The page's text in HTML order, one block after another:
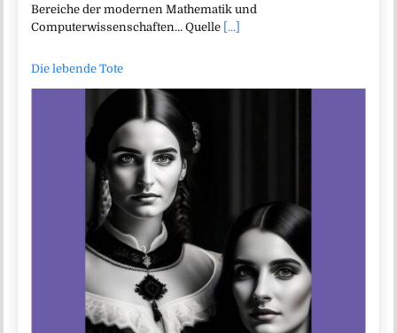
Bereiche der modernen Mathematik und
Computerwissenschaften… Quelle [...]
Die lebende Tote